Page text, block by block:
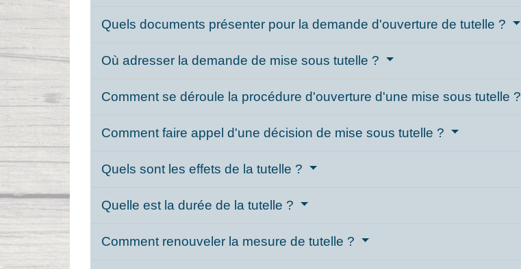
Quels documents présenter pour la demande d'ouverture de tutelle ?
Où adresser la demande de mise sous tutelle ?
Comment se déroule la procédure d'ouverture d'une mise sous tutelle ?
Comment faire appel d'une décision de mise sous tutelle ?
Quels sont les effets de la tutelle ?
Quelle est la durée de la tutelle ?
Comment renouveler la mesure de tutelle ?